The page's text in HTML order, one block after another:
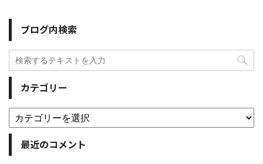
ブログ内検索
カテゴリー
最近のコメント